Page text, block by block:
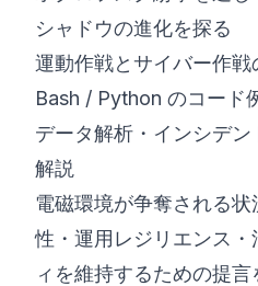
シャドウの進化を探る
運動作戦とサイバー作
Bash / Python のコード
データ解析・インシデ
解説
電磁環境が争奪される
性・運用レジリエンス
ィを維持するための提言